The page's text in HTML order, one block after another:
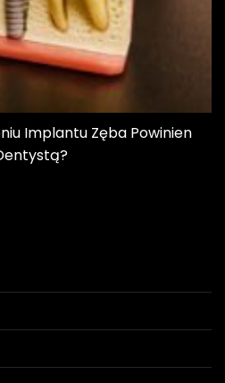
Implantu Zęba Powinien